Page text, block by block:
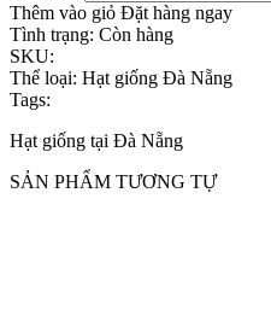
Thêm vào giỏ Đặt hàng ngay
Tình trạng: Còn hàng
SKU:
Thể loại: Hạt giống Đà Nẵng
Tags:
Hạt giống tại Đà Nẵng
SẢN PHẨM TƯƠNG TỰ